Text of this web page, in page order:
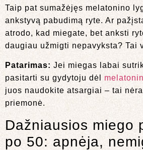
Taip pat sumažėjęs melatonino
ankstyvą pabudimą ryte. Ar
atrodo, kad miegate, bet anksti
daugiau užmigti nepavyksta? Tai
Patarimas: Jei miegas labai
pasitarti su gydytoju dėl
juos naudokite atsargiai – tai
priemonė.
Dažniausios miego
po 50: apnėja,